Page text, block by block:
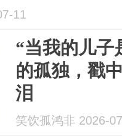
11
“当我的儿子
的孤独，戳
泪
笑饮孤鸿非 2026-